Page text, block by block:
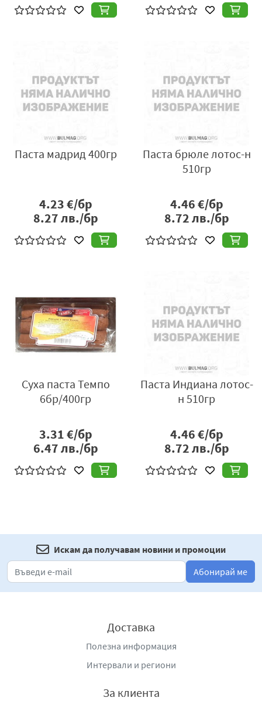
Паста мадрид 400гр
4.23€/бр
8.27лв./бр
Паста брюле лотос-н
510гр
4.46€/бр
8.72лв./бр
Суха паста Темпо
6бр/400гр
3.31€/бр
6.47лв./бр
Паста Индиана лотос-
н 510гр
4.46€/бр
8.72лв./бр
Искам да получавам новини и промоции
Абонирай ме
Доставка
Полезна информация
Интервали и региони
За клиента